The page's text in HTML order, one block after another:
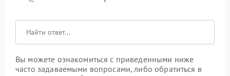
Вы можете ознакомиться с приведенными ниже
часто задаваемыми вопросами, либо обратиться в